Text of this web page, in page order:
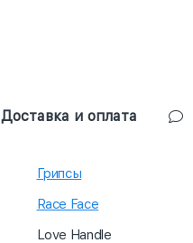
Доставка и оплата
Грипсы
Race Face
Love Handle